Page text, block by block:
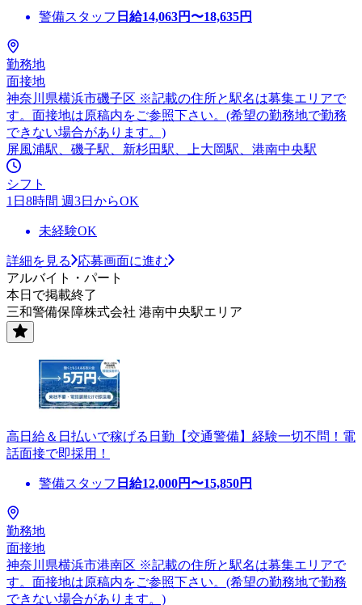
警備スタッフ 日給14,063円〜18,635円
勤務地
面接地
神奈川県横浜市磯子区 ※記載の住所と駅名は募集エリアで
す。面接地は原稿内をご参照下さい。(希望の勤務地で勤務
できない場合があります。)
屏風浦駅、磯子駅、新杉田駅、上大岡駅、港南中央駅
シフト
1日8時間 週3日からOK
未経験OK
詳細を見る
応募画面に進む
アルバイト・パート
本日で掲載終了
三和警備保障株式会社 港南中央駅エリア
高日給＆日払いで稼げる日勤【交通警備】経験一切不問！電
話面接で即採用！
警備スタッフ 日給12,000円〜15,850円
勤務地
面接地
神奈川県横浜市港南区 ※記載の住所と駅名は募集エリアで
す。面接地は原稿内をご参照下さい。(希望の勤務地で勤務
できない場合があります。)